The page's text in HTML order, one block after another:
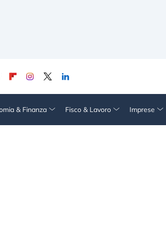
& Finanza Fisco & Lavoro Imprese